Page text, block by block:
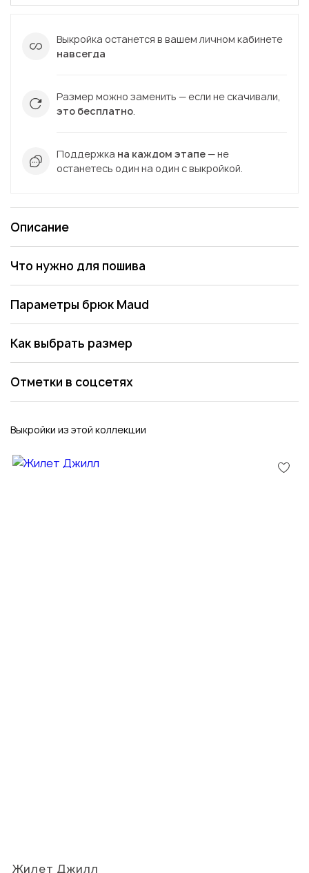
Выкройка останется в вашем личном кабинете
навсегда
Размер можно заменить — если не скачивали,
это бесплатно.
Поддержка на каждом этапе — не
останетесь один на один с выкройкой.
Описание
Что нужно для пошива
Параметры брюк Maud
Как выбрать размер
Отметки в соцсетях
Выкройки из этой коллекции
Жилет Джилл